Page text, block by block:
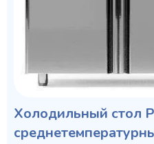
Холодильный стол